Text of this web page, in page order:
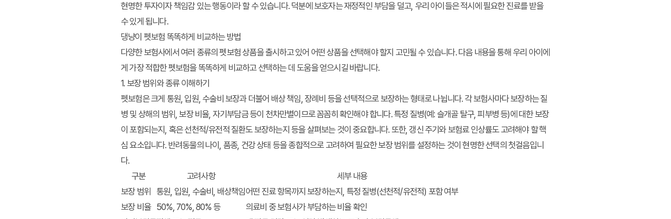
현명한 투자이자 책임감 있는 행동이라 할 수 있습니다. 덕분에 보호자는 재정적인 부담을 덜고, 우리 아이들은 적시에 필요한 진료를 받을
수 있게 됩니다.
댕냥이 펫보험 똑똑하게 비교하는 방법
다양한 보험사에서 여러 종류의 펫보험 상품을 출시하고 있어 어떤 상품을 선택해야 할지 고민될 수 있습니다. 다음 내용을 통해 우리 아이에
게 가장 적합한 펫보험을똑똑하게 비교하고 선택하는 데 도움을 얻으시길 바랍니다.
1. 보장 범위와 종류 이해하기
펫보험은 크게 통원, 입원, 수술비 보장과 더불어 배상 책임, 장례비 등을 선택적으로 보장하는 형태로 나뉩니다. 각 보험사마다 보장하는 질
병 및 상해의 범위, 보장 비율, 자기부담금 등이 천차만별이므로 꼼꼼히 확인해야 합니다. 특정 질병(예: 슬개골 탈구, 피부병 등)에 대한 보장
이 포함되는지, 혹은 선천적/유전적 질환도 보장하는지 등을 살펴보는 것이 중요합니다. 또한, 갱신 주기와 보험료 인상률도 고려해야 할 핵
심 요소입니다. 반려동물의 나이, 품종, 건강 상태 등을 종합적으로 고려하여 필요한 보장 범위를 설정하는 것이 현명한 선택의 첫걸음입니
다.
구분
고려사항
세부 내용
보장 범위
통원, 입원, 수술비, 배상책임어떤 진료 항목까지 보장하는지, 특정 질병(선천적/유전적) 포함 여부
보장 비율 50%, 70%, 80% 등
의료비 중 보험사가 부담하는 비율 확인